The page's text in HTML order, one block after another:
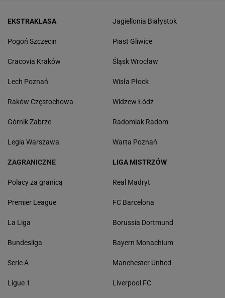
EKSTRAKLASA
Pogoń Szczecin
Cracovia Kraków
Lech Poznań
Raków Częstochowa
Górnik Zabrze
Legia Warszawa
Jagiellonia Białystok
Piast Gliwice
Śląsk Wrocław
Wisła Płock
Widzew Łódź
Radomiak Radom
Warta Poznań
ZAGRANICZNE
Polacy za granicą
Premier League
La Liga
Bundesliga
Serie A
Ligue 1
LIGA MISTRZÓW
Real Madryt
FC Barcelona
Borussia Dortmund
Bayern Monachium
Manchester United
Liverpool FC